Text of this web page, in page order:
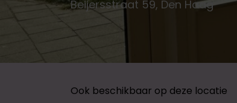
Beijersstraat 59, Den Haag
Ook beschikbaar op deze locatie